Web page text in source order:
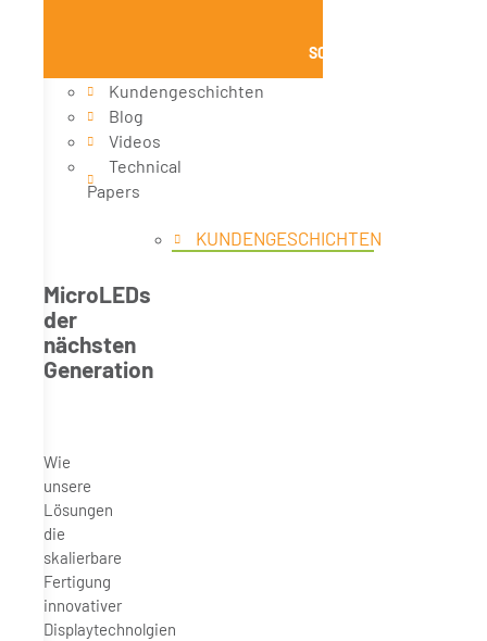
SCHLIESSE WISSEN
Kundengeschichten
Blog
Videos
Technical
Papers
KUNDENGESCHICHTEN
MicroLEDs
der
nächsten
Generation
Wie
unsere
Lösungen
die
skalierbare
Fertigung
innovativer
Displaytechnolgien